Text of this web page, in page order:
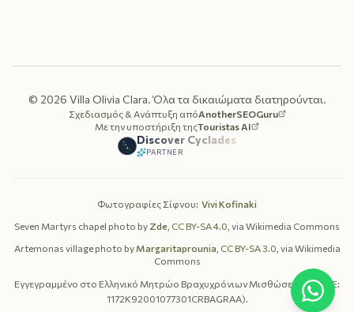
© 2026 Villa Olivia Clara.Όλα τα δικαιώματα διατηρούνται.
Σχεδιασμός & Ανάπτυξη απόAnotherSEOGuru
Με την υποστήριξη τηςTouristas AI
Discover Cyclades
PARTNER
Φωτογραφίες Σίφνου: Vivi Kofinaki
Seven Martyrs chapel photo by Zde, CC BY-SA 4.0, via Wikimedia Commons
Artemonas village photo by Margaritaprounia, CC BY-SA 3.0, via Wikimedia
Commons
Εγγεγραμμένο στο Ελληνικό Μητρώο Βραχυχρόνιων Μισθώσεων(MHTE:
1172K92001077301CRBAGRAA).